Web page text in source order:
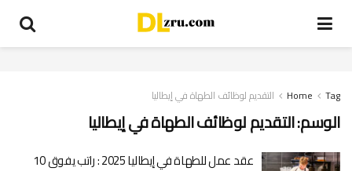
Home Tag التقديم لوظائف الطهاة في إيطاليا
الوسم:التقديم لوظائف الطهاة في إيطاليا
عقد عمل للطهاة في إيطاليا 2025 : راتب يفوق 10